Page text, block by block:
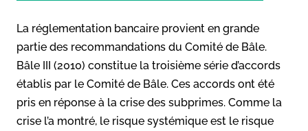
La réglementation bancaire provient en grande
partie des recommandations du Comité de Bâle.
Bâle III (2010) constitue la troisième série d’accords
établis par le Comité de Bâle. Ces accords ont été
pris en réponse à la crise des subprimes. Comme la
crise l’a montré, le risque systémique est le risque